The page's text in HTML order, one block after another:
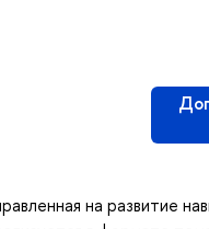
на развитие